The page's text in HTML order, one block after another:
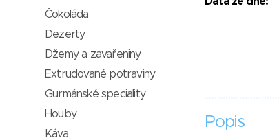
Popis
Čokoláda
Dezerty
Džemy a zavařeniny
Extrudované potraviny
Gurmánské speciality
Houby
Káva